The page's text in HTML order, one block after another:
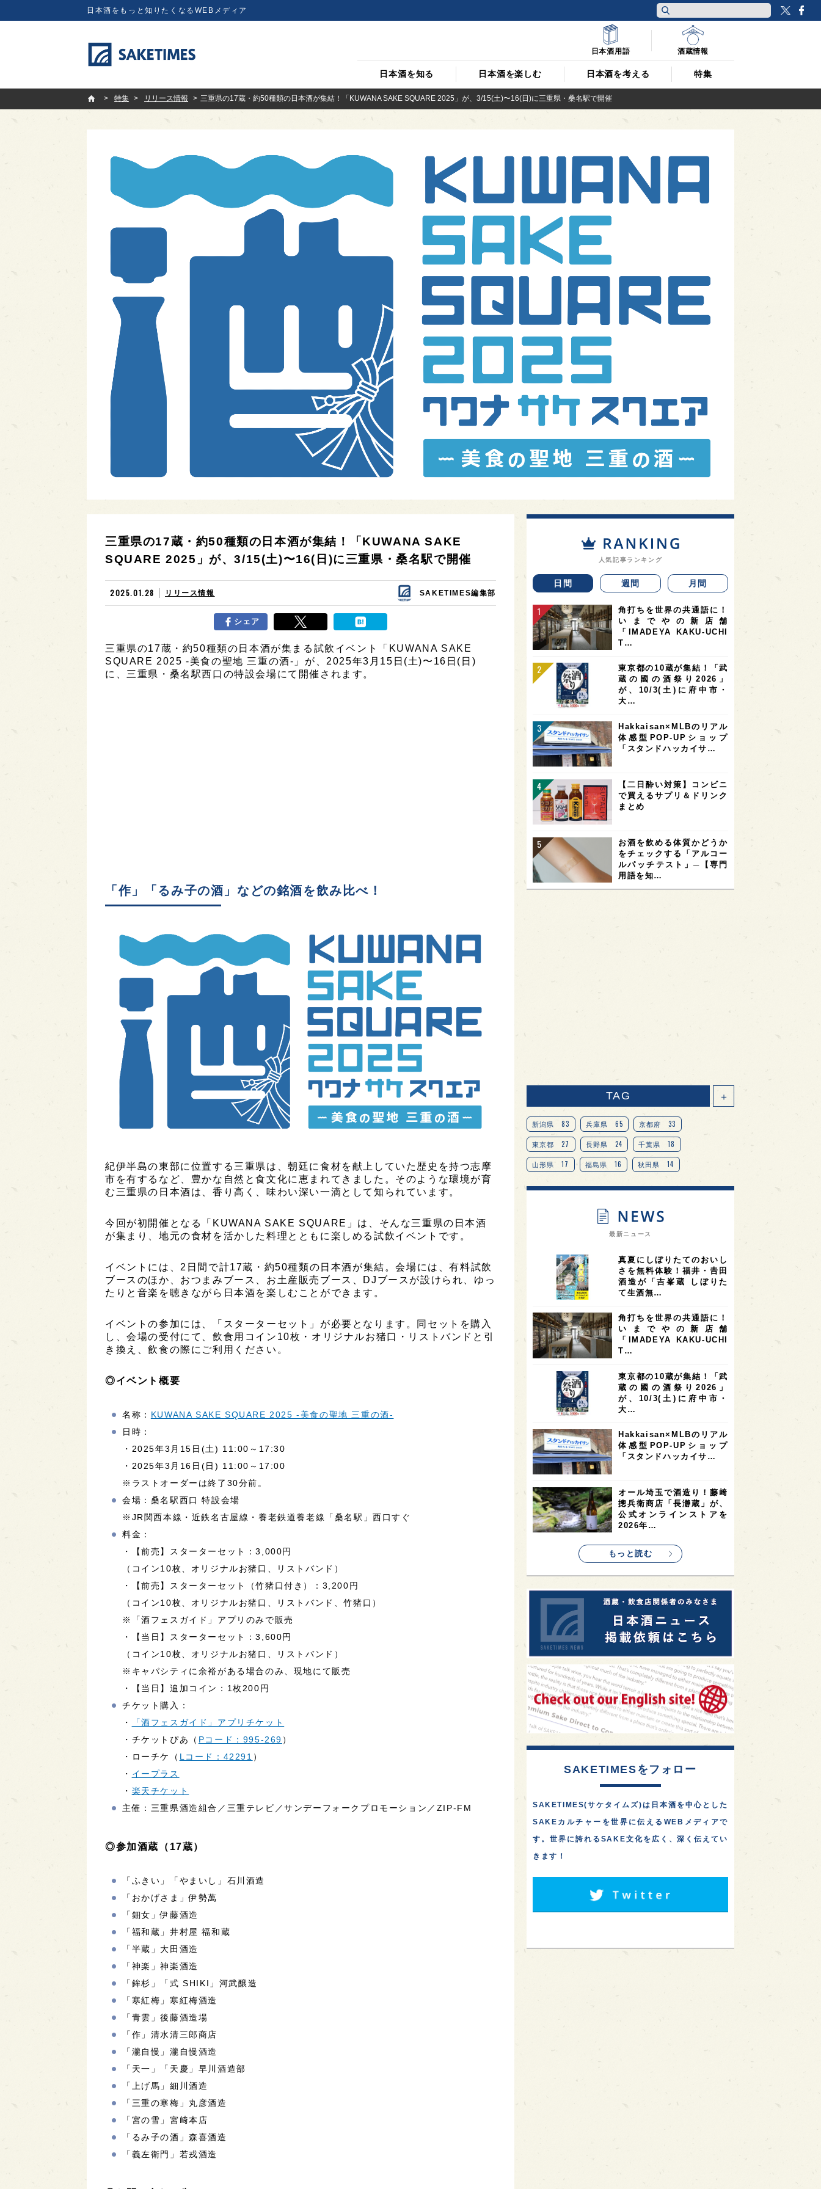
日本酒をもっと知りたくなるWEBメディア
日本酒を知る 日本酒を楽しむ 日本酒を考える 特集
日本酒用語 酒蔵情報
SAKETIMES
特集
リリース情報 三重県の17蔵・約50種類の日本酒が集結！「KUWANA SAKE SQUARE 2025」が、3/15(土)〜16(日)に三重県・桑名駅で開催
三重県の17蔵・約50種類の日本酒が集結！「KUWANA SAKE
SQUARE 2025」が、3/15(土)〜16(日)に三重県・桑名駅で開催
2025.01.28 リリース情報 SAKETIMES編集部
シェア
三重県の17蔵・約50種類の日本酒が集まる試飲イベント「KUWANA SAKE
SQUARE 2025 -美食の聖地 三重の酒-」が、2025年3月15日(土)〜16日(日)
に、三重県・桑名駅西口の特設会場にて開催されます。
「作」「るみ子の酒」などの銘酒を飲み比べ！
紀伊半島の東部に位置する三重県は、朝廷に食材を献上していた歴史を持つ志摩
市を有するなど、豊かな自然と食文化に恵まれてきました。そのような環境が育
む三重県の日本酒は、香り高く、味わい深い一滴として知られています。
今回が初開催となる「KUWANA SAKE SQUARE」は、そんな三重県の日本酒
が集まり、地元の食材を活かした料理とともに楽しめる試飲イベントです。
イベントには、2日間で計17蔵・約50種類の日本酒が集結。会場には、有料試飲
ブースのほか、おつまみブース、お土産販売ブース、DJブースが設けられ、ゆっ
たりと音楽を聴きながら日本酒を楽しむことができます。
イベントの参加には、「スターターセット」が必要となります。同セットを購入
し、会場の受付にて、飲食用コイン10枚・オリジナルお猪口・リストバンドと引
き換え、飲食の際にご利用ください。
◎イベント概要
名称： KUWANA SAKE SQUARE 2025 -美食の聖地 三重の酒-
日時：
・2025年3月15日(土) 11:00～17:30
・2025年3月16日(日) 11:00～17:00
※ラストオーダーは終了30分前。
会場：桑名駅西口 特設会場
※JR関西本線・近鉄名古屋線・養老鉄道養老線「桑名駅」西口すぐ
料金：
・【前売】スターターセット：3,000円
（コイン10枚、オリジナルお猪口、リストバンド）
・【前売】スターターセット（竹猪口付き）：3,200円
（コイン10枚、オリジナルお猪口、リストバンド、竹猪口）
※「酒フェスガイド」アプリのみで販売
・【当日】スターターセット：3,600円
（コイン10枚、オリジナルお猪口、リストバンド）
※キャパシティに余裕がある場合のみ、現地にて販売
・【当日】追加コイン：1枚200円
チケット購入：
・
「酒フェスガイド」アプリチケット
・チケットぴあ（ Pコード：995-269 ）
・ローチケ（ Lコード：42291 ）
・ イープラス
・ 楽天チケット
主催： 三重県酒造組合／三重テレビ／サンデーフォークプロモーション／ZIP-FM
◎参加酒蔵（17蔵）
「ふきい」「やまいし」石川酒造
「おかげさま」伊勢萬
「鈿女」伊藤酒造
「福和蔵」井村屋 福和蔵
「半蔵」大田酒造
「神楽」神楽酒造
「鉾杉」「式 SHIKI」河武醸造
「寒紅梅」寒紅梅酒造
「青雲」後藤酒造場
「作」清水清三郎商店
「瀧自慢」瀧自慢酒造
「天一」「天慶」早川酒造部
「上げ馬」細川酒造
「三重の寒梅」丸彦酒造
「宮の雪」宮﨑本店
「るみ子の酒」森喜酒造
「義左衛門」若戎酒造
人気記事ランキング
日間 週間 月間
角打ちを世界の共通語に！
いまでやの新店舗
「IMADEYA KAKU-UCHI
T…
東京都の10蔵が集結！「武
蔵の國の酒祭り2026」
が、10/3(土)に府中市・
大…
Hakkaisan×MLBのリアル
体感型POP-UPショップ
「スタンドハッカイサ…
【二日酔い対策】コンビニ
で買えるサプリ＆ドリンク
まとめ
お酒を飲める体質かどうか
をチェックする「アルコー
ルパッチテスト」─【専門
用語を知…
TAG ＋
新潟県 83 兵庫県 65 京都府 33
東京都 27 長野県 24 千葉県 18
山形県 17 福島県 16 秋田県 14
愛知県 14 宮城県 14 岐阜県 13
オピニオンリーダーの視点 9
7 奈良県 滋賀県 7 和歌山県 6
6 フランス 6 高知県 5 島根県 5
山口県 4 アメリカ 4 神奈川県 4
大分県 4 三重県 3 3 3
オーストラリア 台湾 2 アジア
SAKEの時代を生きる 1
全蔵めぐり 1 シンガポール 1 カナダ 1
1 熊本県 1
イギリス 1 ノルウェー 新宿区 1
歌舞伎町 1 沖縄県 1 鳥取県 1
saketimes_image_4 1
最新ニュース
真夏にしぼりたてのおいし
さを無料体験！福井・𠮷田
酒造が「吉峯蔵 しぼりた
て生酒無…
角打ちを世界の共通語に！
いまでやの新店舗
「IMADEYA KAKU-UCHI
T…
東京都の10蔵が集結！「武
蔵の國の酒祭り2026」
が、10/3(土)に府中市・
大…
Hakkaisan×MLBのリアル
体感型POP-UPショップ
「スタンドハッカイサ…
オール埼玉で酒造り！藤﨑
摠兵衛商店「長瀞蔵」が、
公式オンラインストアを
2026年…
もっと読む
SAKETIMESをフォロー
SAKETIMES(サケタイムズ)は日本酒を中心とした
SAKEカルチャーを世界に伝えるWEBメディアで
す。世界に誇れるSAKE文化を広く、深く伝えてい
きます！